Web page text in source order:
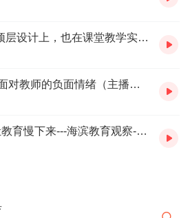
敬观-校长的领导力在顶层设计上，也在课堂教学实践上（谈校长上课）
敬观-新学期,校长如何面对教师的负面情绪（主播刘海滨）
敬观-做“蜗牛校长”，让教育慢下来---海滨教育观察-海滨聊教育